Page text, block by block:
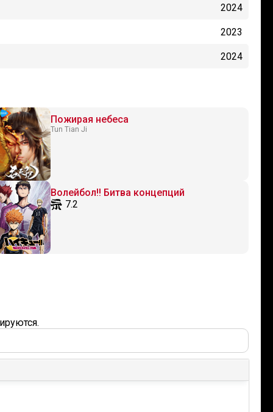
2024
2023
2024
Пожирая небеса
Tun Tian Ji
Волейбол!! Битва концепций
7.2